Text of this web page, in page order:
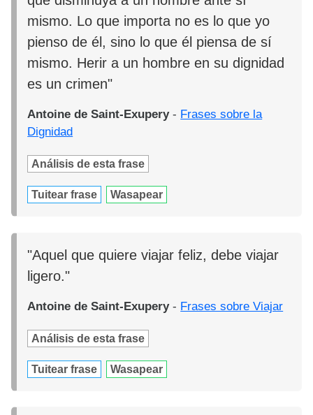
mismo. Lo que importa no es lo que yo
pienso de él, sino lo que él piensa de sí
mismo. Herir a un hombre en su dignidad
es un crimen"
Antoine de Saint-Exupery- Frases sobre la
Dignidad
Análisis de esta frase
Tuitear frase Wasapear
"Aquel que quiere viajar feliz, debe viajar
ligero."
Antoine de Saint-Exupery- Frases sobre Viajar
Análisis de esta frase
Tuitear frase Wasapear